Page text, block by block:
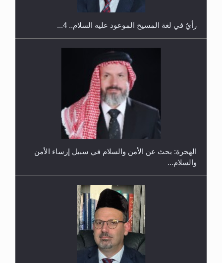
حفل توزيع الشهادات في الجامعة الأحمدية بنيجيريا لعام
الهجرة: بحث عن الأمن والسلام في سبيل إرساء الأمن
والسلام...
رأيٌ في لغة المسيح الموعود عليه السلام ..«3» نظرة
في شعر المسيح الموعود عليه السلام.....